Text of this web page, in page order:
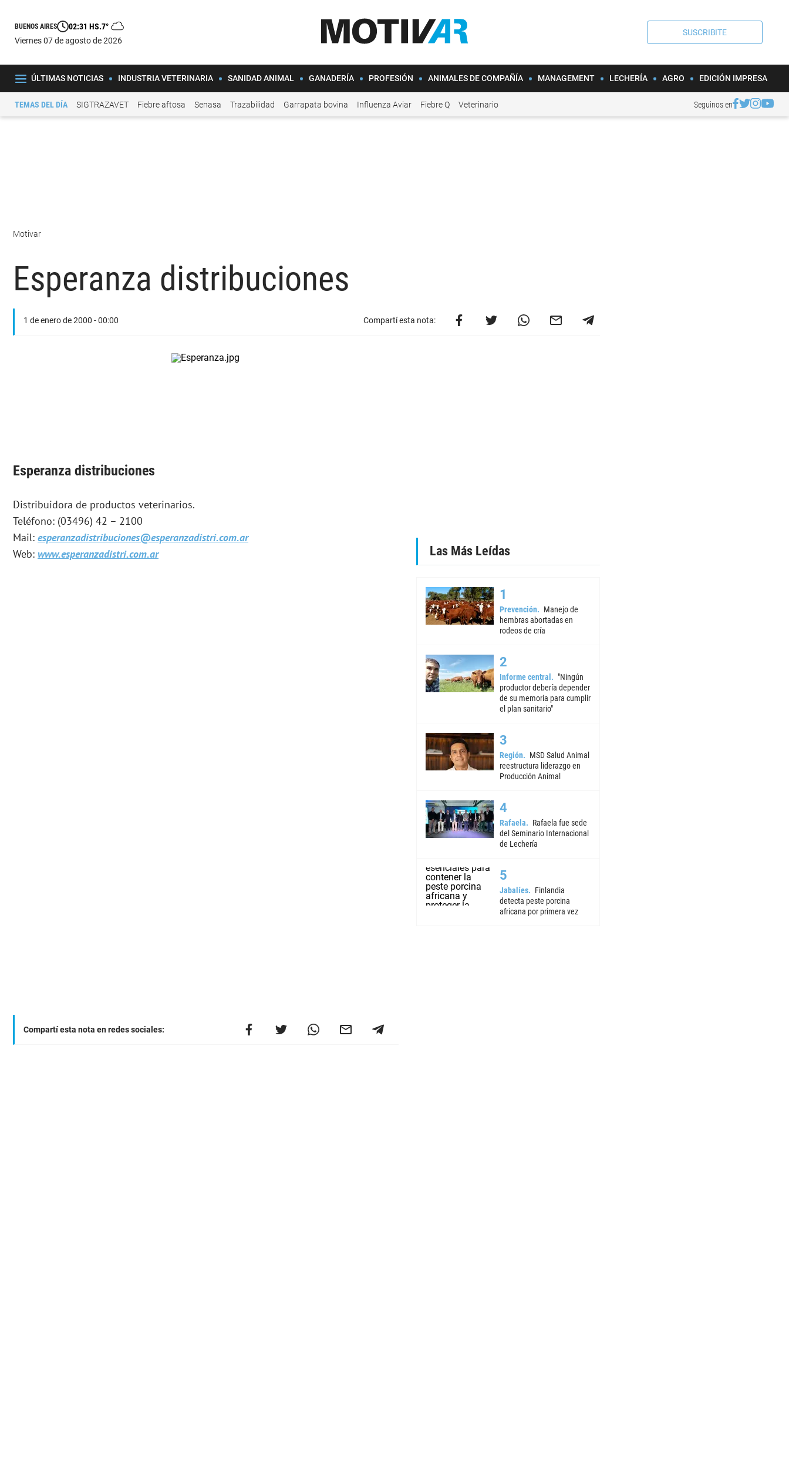
BUENOS AIRES 02:31 HS.7°
viernes 07 de agosto de 2026
SUSCRIBITE
ÚLTIMAS NOTICIAS INDUSTRIA VETERINARIA SANIDAD ANIMAL GANADERÍA PROFESIÓN ANIMALES DE COMPAÑÍA MANAGEMENT LECHERÍA AGRO EDICIÓN IMPRESA
TEMAS DEL DÍA SIGTRAZAVET Fiebre aftosa Senasa Trazabilidad Garrapata bovina Influenza Aviar Fiebre Q Veterinario Seguinos en
Motivar
Esperanza distribuciones
1 de enero de 2000 - 00:00 Compartí esta nota:
Esperanza distribuciones
Distribuidora de productos veterinarios.
Teléfono: (03496) 42 – 2100
Mail: esperanzadistribuciones@esperanzadistri.com.ar
Web: www.esperanzadistri.com.ar
Compartí esta nota en redes sociales:
Las Más Leídas
Prevención
Manejo de
hembras abortadas en
rodeos de cría
Informe central
"Ningún
productor debería depender
de su memoria para cumplir
el plan sanitario"
Región
MSD Salud Animal
reestructura liderazgo en
Producción Animal
Rafaela
Rafaela fue sede
del Seminario Internacional
de Lechería
Jabalíes
Finlandia
detecta peste porcina
africana por primera vez